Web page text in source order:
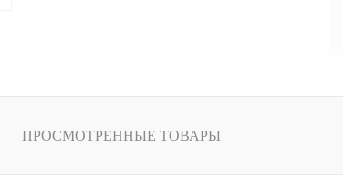
ПРОСМОТРЕННЫЕ ТОВАРЫ